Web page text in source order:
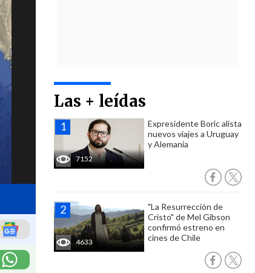
Las + leídas
7152
Expresidente Boric alista
nuevos viajes a Uruguay
y Alemania
4633
"La Resurrección de
Cristo" de Mel Gibson
confirmó estreno en
cines de Chile